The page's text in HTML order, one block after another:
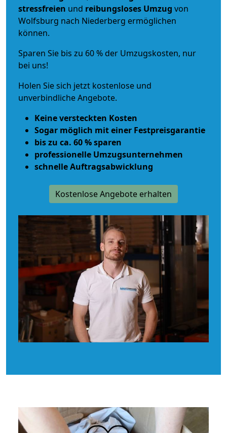
stressfreien und reibungsloses Umzug von
Wolfsburg nach Niederberg ermöglichen
können.
Sparen Sie bis zu 60 % der Umzugskosten, nur
bei uns!
Holen Sie sich jetzt kostenlose und
unverbindliche Angebote.
Keine versteckten Kosten
Sogar möglich mit einer Festpreisgarantie
bis zu ca. 60 % sparen
professionelle Umzugsunternehmen
schnelle Auftragsabwicklung
Kostenlose Angebote erhalten